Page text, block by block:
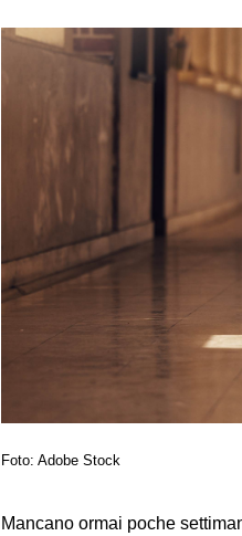
Foto: Adobe Stock
Mancano ormai poche